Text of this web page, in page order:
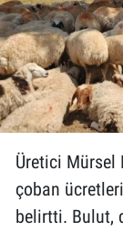
Üretici Mürsel
çoban
belirtti. Bulut,